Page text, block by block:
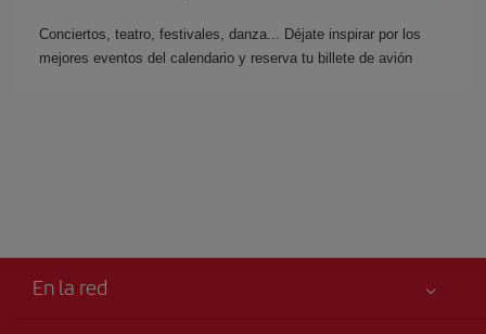
Conciertos, teatro, festivales, danza... Déjate inspirar por los
mejores eventos del calendario y reserva tu billete de avión
En la red